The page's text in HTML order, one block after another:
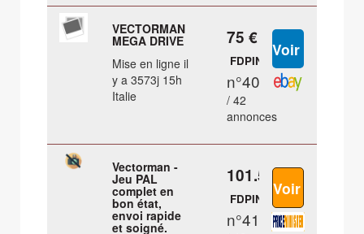
VECTORMAN
MEGA DRIVE
Mise en ligne il
y a 3573j 15h
Italie
75 €
FDPIN
n°40
/ 42
annonces
Vectorman -
Jeu PAL
complet en
bon état,
envoi rapide
et soigné.
101.55 €
FDPIN
n°41